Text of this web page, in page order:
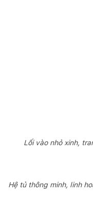
Lối vào nhỏ xinh,
Hệ tủ thông minh, linh